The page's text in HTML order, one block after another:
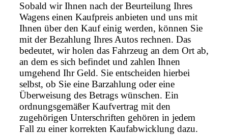
Sobald wir Ihnen nach der Beurteilung Ihres
Wagens einen Kaufpreis anbieten und uns mit
Ihnen über den Kauf einig werden, können Sie
mit der Bezahlung Ihres Autos rechnen. Das
bedeutet, wir holen das Fahrzeug an dem Ort ab,
an dem es sich befindet und zahlen Ihnen
umgehend Ihr Geld. Sie entscheiden hierbei
selbst, ob Sie eine Barzahlung oder eine
Überweisung des Betrags wünschen. Ein
ordnungsgemäßer Kaufvertrag mit den
zugehörigen Unterschriften gehören in jedem
Fall zu einer korrekten Kaufabwicklung dazu.